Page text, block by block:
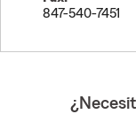
847-540-7451